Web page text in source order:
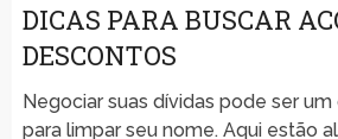
DICAS PARA BUSCAR
DESCONTOS
Negociar suas dívidas pode ser
para limpar seu nome. Aqui estão